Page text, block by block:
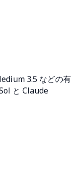
3.5 などの有
と Claude